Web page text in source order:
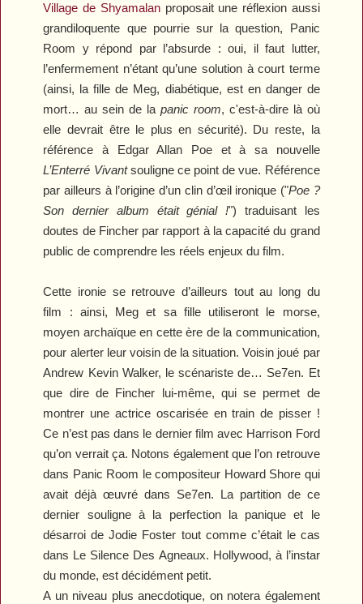
Village de Shyamalanproposait une réflexion aussi
grandiloquente que pourrie sur la question, Panic
Room y répond par l’absurde : oui, il faut lutter,
l’enfermement n’étant qu’une solution à court terme
(ainsi, la fille de Meg, diabétique, est en danger de
mort… au sein de la panic room, c'est-à-dire là où
elle devrait être le plus en sécurité). Du reste, la
référence à Edgar Allan Poe et à sa nouvelle
L’Enterré Vivantsouligne ce point de vue. Référence
par ailleurs à l’origine d’un clin d’œil ironique ("Poe ?
Son dernier album était génial !") traduisant les
doutes de Fincher par rapport à la capacité du grand
public de comprendre les réels enjeux du film.
Cette ironie se retrouve d’ailleurs tout au long du
film : ainsi, Meg et sa fille utiliseront le morse,
moyen archaïque en cette ère de la communication,
pour alerter leur voisin de la situation. Voisin joué par
Andrew Kevin Walker, le scénariste de… Se7en. Et
que dire de Fincher lui-même, qui se permet de
montrer une actrice oscarisée en train de pisser !
Ce n’est pas dans le dernier film avec Harrison Ford
qu’on verrait ça. Notons également que l’on retrouve
dans Panic Room le compositeur Howard Shore qui
avait déjà œuvré dans Se7en. La partition de ce
dernier souligne à la perfection la panique et le
désarroi de Jodie Foster tout comme c’était le cas
dans Le Silence Des Agneaux. Hollywood, à l’instar
du monde, est décidément petit.
A un niveau plus anecdotique, on notera également